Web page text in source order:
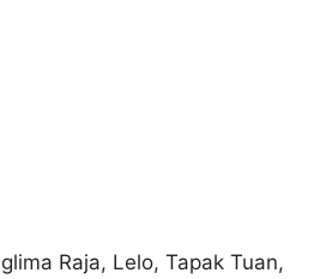
Raja, Lelo, Tapak Tuan,